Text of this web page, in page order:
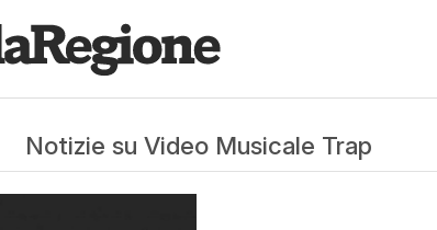
Notizie su Video Musicale Trap